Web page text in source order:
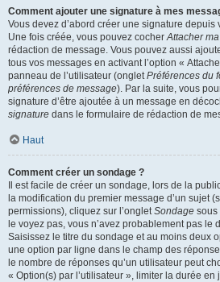
Comment ajouter une signature à mes
Vous devez d’abord créer une signature depuis
Une fois créée, vous pouvez cocherAttacher
rédaction de message. Vous pouvez aussi
tous vos messages en activant l’option «
panneau de l’utilisateur (ongletPréférences du
préférences de message). Par la suite, vous
signature d’être ajoutée à un message en
signature dans le formulaire de rédaction de
Haut
Comment créer un sondage ?
Il est facile de créer un sondage, lors de la
la modification du premier message d’un sujet
permissions), cliquez sur l’ongletSondage sous
le voyez pas, vous n’avez probablement pas le
Saisissez le titre du sondage et au moins deux
une option par ligne dans le champ des
le nombre de réponses qu’un utilisateur peut
« Option(s) par l’utilisateur », limiter la durée